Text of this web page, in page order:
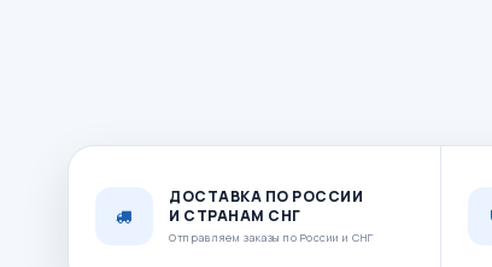
ДОСТАВКА ПО РОССИИ
И СТРАНАМ СНГ
Отправляем заказы по России и СНГ